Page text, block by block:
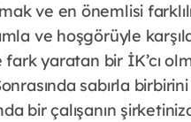
ve en önemlisi
ve hoşgörüyle
yaratan bir İK’cı
sabırla
bir çalışanın